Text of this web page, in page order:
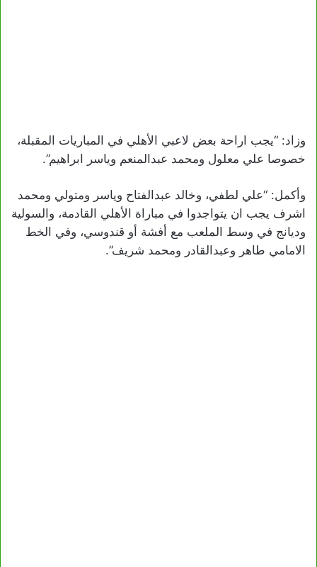
وزاد: “يجب اراحة بعض لاعبي الأهلي في المباريات المقبلة،
خصوصا علي معلول ومحمد عبدالمنعم وياسر ابراهيم”.
وأكمل: “علي لطفي، وخالد عبدالفتاح وياسر ومتولي ومحمد
اشرف يجب ان يتواجدوا في مباراة الأهلي القادمة، والسولية
وديانج في وسط الملعب مع أفشة أو قندوسي، وفي الخط
الامامي طاهر وعبدالقادر ومحمد شريف”.